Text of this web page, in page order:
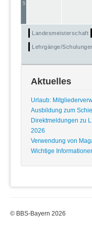
5
Landesmeisterschaft
Lehrgänge/
Aktuelles
Urlaub:
Ausbildung zum
Direktmeldungen zu
2026
Verwendung von
Wichtige
© BBS-Bayern 2026